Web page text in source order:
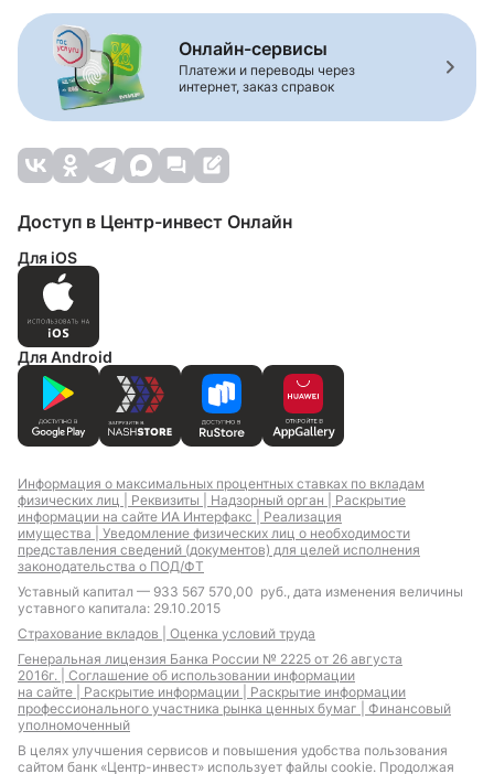
Сельская ипотека
Комбинированная
Ипотека на вторичное
Строительство жилья
Ипотека на
апартаменты
Ипотека на дом
Ипотека на студию
Ипотека на
новостройку
Ипотека для ИП
Ипотека для
отличников
Ипотека для
самозанятых
Ипотека для IT-
специалистов с
льготной
господдержкой
Земельная ипотека
Материнский капитал
Ипотека с плавающими
ставками
Специальное
Выгодные условия
Онлайн-сервисы
Платежи и переводы через
интернет, заказ справок
Доступ в Центр-инвест Онлайн
Для iOS
Для Android
Информация о максимальных процентных ставках по вкладам
физических лиц | Реквизиты | Надзорный орган | Раскрытие
информации на сайте ИА Интерфакс | Реализация
имущества | Уведомление физических лиц о необходимости
представления сведений (документов) для целей исполнения
законодательства о ПОД/ФТ
Уставный капитал — 933 567 570,00 руб., дата изменения величины
уставного капитала: 29.10.2015
Страхование вкладов | Оценка условий труда
Генеральная лицензия Банка России № 2225 от 26 августа
2016г. | Соглашение об использовании информации
на сайте | Раскрытие информации | Раскрытие информации
профессионального участника рынка ценных бумаг | Финансовый
уполномоченный
В целях улучшения сервисов и повышения удобства пользования
сайтом банк «Центр-инвест» использует файлы cookie. Продолжая